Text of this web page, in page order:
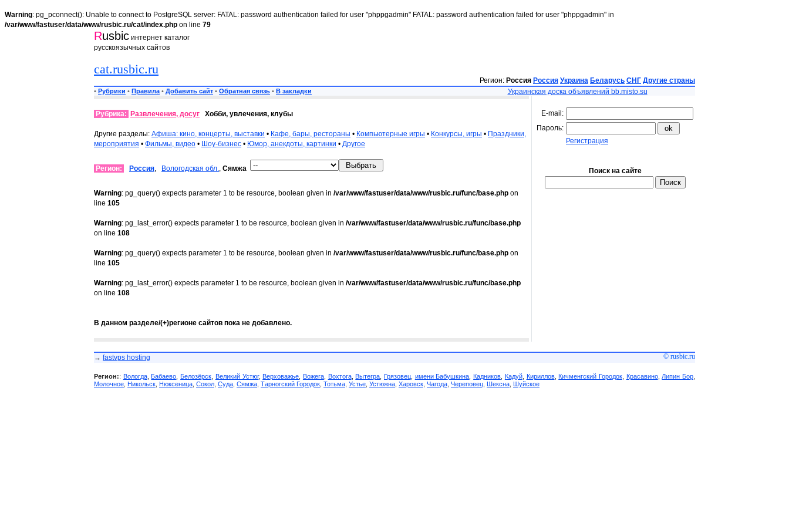
Warning: pg_pconnect(): Unable to connect to PostgreSQL server: FATAL: password authentication failed for user "phppgadmin" FATAL: password authentication failed for user "phppgadmin" in
/var/www/fastuser/data/www/rusbic.ru/cat/index.php on line 79
Rusbic интернет каталог
русскоязычных сайтов
cat.rusbic.ru
Регион: Россия Россия Украина Беларусь СНГ Другие страны
• Рубрики • Правила • Добавить сайт • Обратная связь • В закладки Украинская доска объявлений bb.misto.su
Рубрика: Развлечения, досуг Хобби, увлечения, клубы
Другие разделы: Афиша: кино, концерты, выставки • Кафе, бары, рестораны • Компьютерные игры • Конкурсы, игры • Праздники,
мероприятия • Фильмы, видео • Шоу-бизнес • Юмор, анекдоты, картинки • Другое
Регион: Россия, Вологодская обл., Сямжа
Warning: pg_query() expects parameter 1 to be resource, boolean given in /var/www/fastuser/data/www/rusbic.ru/func/base.php on
line 105
Warning: pg_last_error() expects parameter 1 to be resource, boolean given in /var/www/fastuser/data/www/rusbic.ru/func/base.php
on line 108
Warning: pg_query() expects parameter 1 to be resource, boolean given in /var/www/fastuser/data/www/rusbic.ru/func/base.php on
line 105
Warning: pg_last_error() expects parameter 1 to be resource, boolean given in /var/www/fastuser/data/www/rusbic.ru/func/base.php
on line 108
В данном разделе/(+)регионе сайтов пока не добавлено.
E-mail:
Пароль:
Регистрация
Поиск на сайте
→ fastvps hosting © rusbic.ru
Регион:: Вологда,Бабаево ,Белозёрск Великий Устюг,Верховажье Вожега, Вохтога,Вытегра ,Грязовец имени Бабушкина ,Кадников Кадуй, Кириллов,Кичменгский Городок, Красавино, Липин Бор
Молочное Никольск Нюксеница Сокол Суда Сямжа Тарногский Городок Тотьма Устье Устюжна Харовск Чагода Череповец Шексна Шуйское